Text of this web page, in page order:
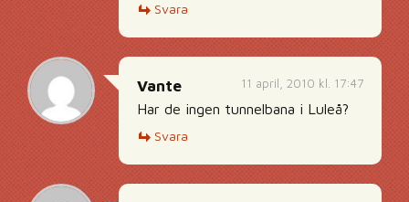
Svara
11 april, 2010 kl. 17:47
Vante
Har de ingen tunnelbana i Luleå?
Svara